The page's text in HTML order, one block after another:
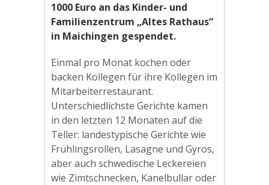
1000 Euro an das Kinder- und
Familienzentrum „Altes Rathaus“
in Maichingen gespendet.
Einmal pro Monat kochen oder
backen Kollegen für ihre Kollegen im
Mitarbeiterrestaurant.
Unterschiedlichste Gerichte kamen
in den letzten 12 Monaten auf die
Teller: landestypische Gerichte wie
Frühlingsrollen, Lasagne und Gyros,
aber auch schwedische Leckereien
wie Zimtschnecken, Kanelbullar oder